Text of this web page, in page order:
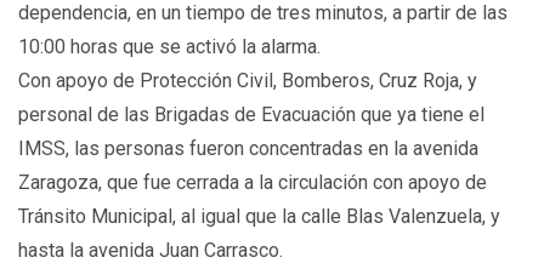
dependencia, en un tiempo de tres minutos, a partir de las
10:00 horas que se activó la alarma.
Con apoyo de Protección Civil, Bomberos, Cruz Roja, y
personal de las Brigadas de Evacuación que ya tiene el
IMSS, las personas fueron concentradas en la avenida
Zaragoza, que fue cerrada a la circulación con apoyo de
Tránsito Municipal, al igual que la calle Blas Valenzuela, y
hasta la avenida Juan Carrasco.